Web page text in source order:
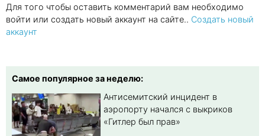
Для того чтобы оставить комментарий вам необходимо
войти или создать новый аккаунт на сайте.. Создать новый
аккаунт
Самое популярное за неделю:
Антисемитский инцидент в
аэропорту начался с выкриков
«Гитлер был прав»